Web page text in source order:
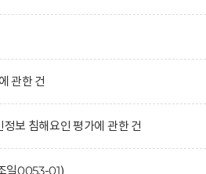
관한 건
보 침해요인 평가에 관한 건
일0053-01)